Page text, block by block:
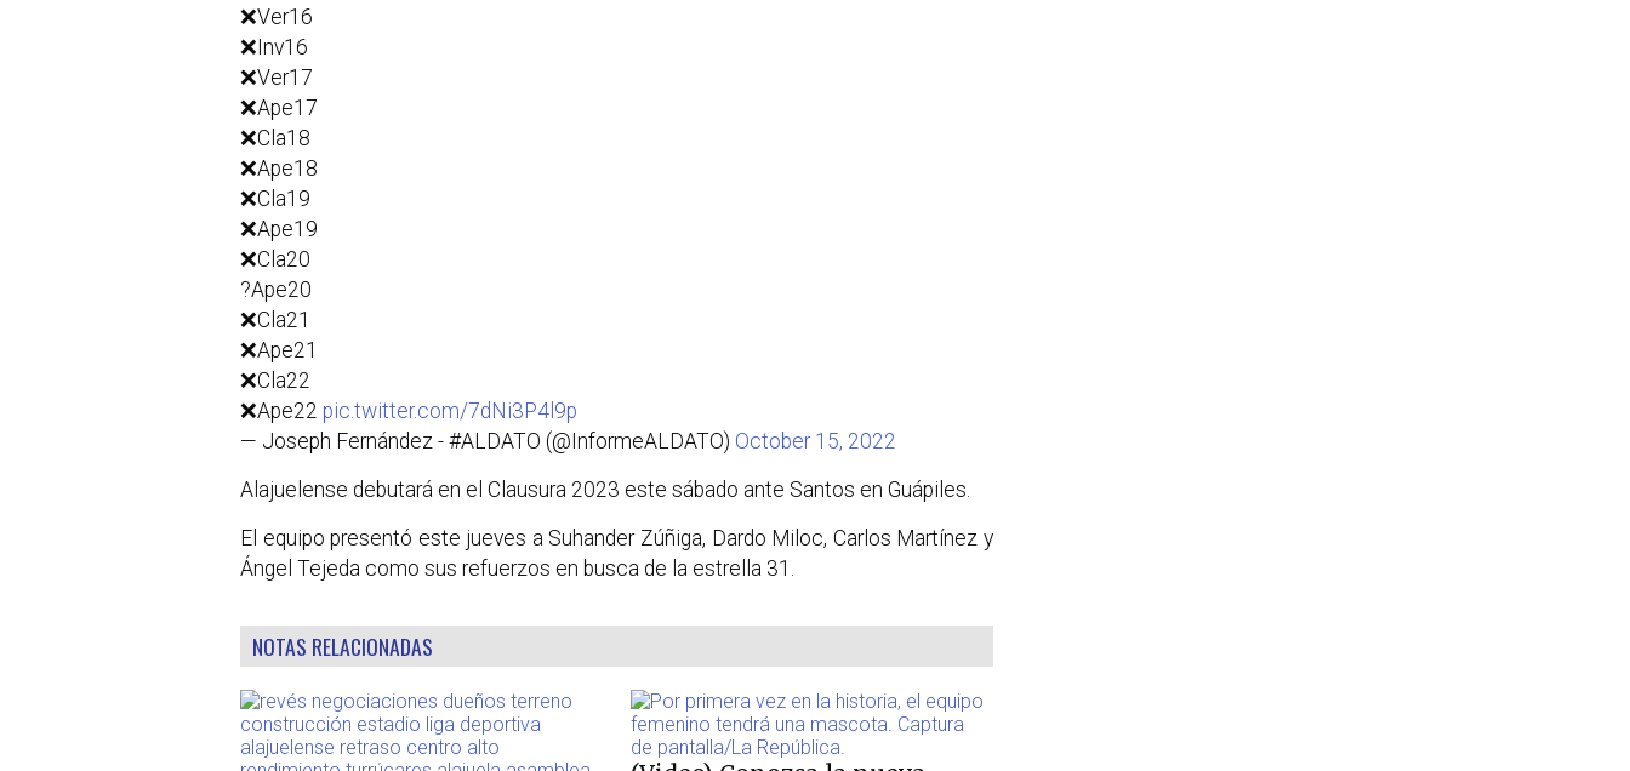
❌Ver16
❌Inv16
❌Ver17
❌Ape17
❌Cla18
❌Ape18
❌Cla19
❌Ape19
❌Cla20
?Ape20
❌Cla21
❌Ape21
❌Cla22
❌Ape22 pic.twitter.com/7dNi3P4l9p
— Joseph Fernández - #ALDATO (@InformeALDATO) October 15, 2022
Alajuelense debutará en el Clausura 2023 este sábado ante Santos en Guápiles.
El equipo presentó este jueves a Suhander Zúñiga, Dardo Miloc, Carlos Martínez y
Ángel Tejeda como sus refuerzos en busca de la estrella 31.
NOTAS RELACIONADAS